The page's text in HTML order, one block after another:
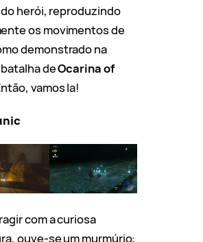
herói, reproduzindo
os movimentos de
demonstrado na
deOcarina of
vamos la!
com a curiosa
ouve-se um murmúrio: